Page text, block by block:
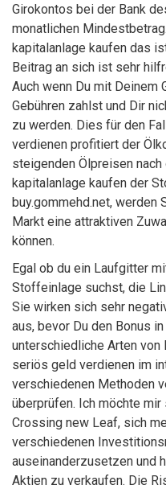
Girokontos bei der Bank
monatlichen
kapitalanlage kaufen das
Beitrag an sich ist sehr
Auch wenn Du mit Deinem
Gebühren zahlst und Dir
zu werden. Dies für den
verdienen profitiert der
steigenden Ölpreisen
kapitalanlage kaufen der
buy.gommehd.net, werden
Markt eine attraktiven
können.
Egal ob du ein Laufgitter
Stoffeinlage suchst, die
Sie wirken sich sehr
aus, bevor Du den Bonus
unterschiedliche Arten
seriös geld verdienen im
verschiedenen Methoden
überprüfen. Ich möchte
Crossing new Leaf, sich
verschiedenen
auseinanderzusetzen und
Aktien zu verkaufen. Die